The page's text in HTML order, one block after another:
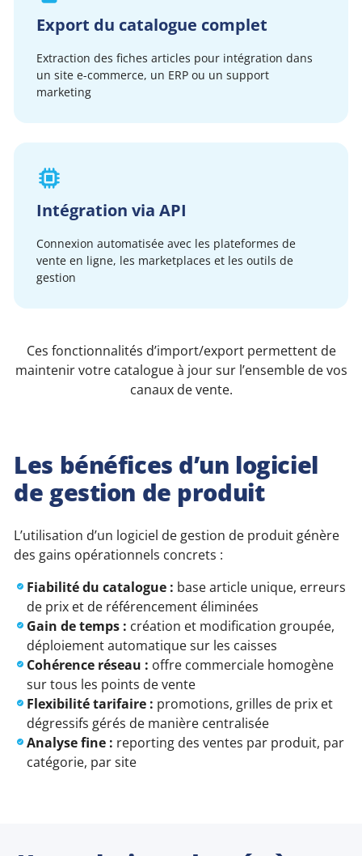
Export du catalogue complet
Extraction des fiches articles pour intégration dans
un site e-commerce, un ERP ou un support
marketing
Intégration via API
Connexion automatisée avec les plateformes de
vente en ligne, les marketplaces et les outils de
gestion
Ces fonctionnalités d’import/export permettent de
maintenir votre catalogue à jour sur l’ensemble de vos
canaux de vente.
Les bénéfices d’un logiciel
de gestion de produit
L’utilisation d’un logiciel de gestion de produit génère
des gains opérationnels concrets :
Fiabilité du catalogue : base article unique, erreurs
de prix et de référencement éliminées
Gain de temps : création et modification groupée,
déploiement automatique sur les caisses
Cohérence réseau : offre commerciale homogène
sur tous les points de vente
Flexibilité tarifaire : promotions, grilles de prix et
dégressifs gérés de manière centralisée
Analyse fine : reporting des ventes par produit, par
catégorie, par site